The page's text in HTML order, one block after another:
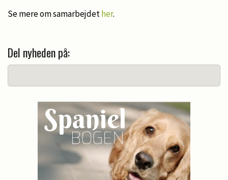
Se mere om samarbejdether.
Del nyheden på: